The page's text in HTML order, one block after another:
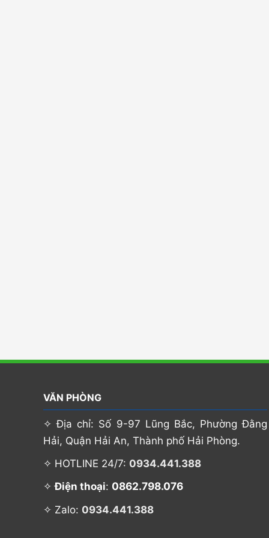
VĂN PHÒNG
✧ Địa chỉ: Số 9-97 Lũng Bắc, Phường Đằng
Hải, Quận Hải An, Thành phố Hải Phòng.
✧ HOTLINE 24/7: 0934.441.388
✧Điện thoại: 0862.798.076
✧ Zalo: 0934.441.388